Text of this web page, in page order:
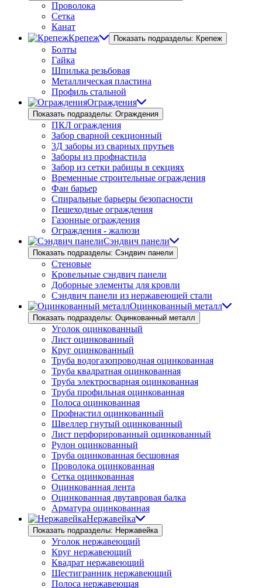
Проволока
Сетка
Канат
Крепеж
Показать подразделы: Крепеж
Болты
Гайка
Шпилька резьбовая
Металлическая пластина
Профиль стальной
Ограждения
Показать подразделы: Ограждения
ПКЛ ограждения
Забор сварной секционный
3Д заборы из сварных прутьев
Заборы из профнастила
Забор из сетки рабицы в секциях
Временные строительные ограждения
Фан барьер
Спиральные барьеры безопасности
Пешеходные ограждения
Газонные ограждения
Ограждения - жалюзи
Сэндвич панели
Показать подразделы: Сэндвич панели
Стеновые
Кровельные сэндвич панели
Доборные элементы для кровли
Сэндвич панели из нержавеющей стали
Оцинкованный металл
Показать подразделы: Оцинкованный металл
Уголок оцинкованный
Лист оцинкованный
Круг оцинкованный
Труба водогазопроводная оцинкованная
Труба квадратная оцинкованная
Труба электросварная оцинкованная
Труба профильная оцинкованная
Полоса оцинкованная
Профнастил оцинкованный
Швеллер гнутый оцинкованный
Лист перфорированный оцинкованный
Рулон оцинкованный
Труба оцинкованная бесшовная
Проволока оцинкованная
Сетка оцинкованная
Оцинкованная лента
Оцинкованная двутавровая балка
Арматура оцинкованная
Нержавейка
Показать подразделы: Нержавейка
Уголок нержавеющий
Круг нержавеющий
Квадрат нержавеющий
Шестигранник нержавеющий
Полоса нержавеющая